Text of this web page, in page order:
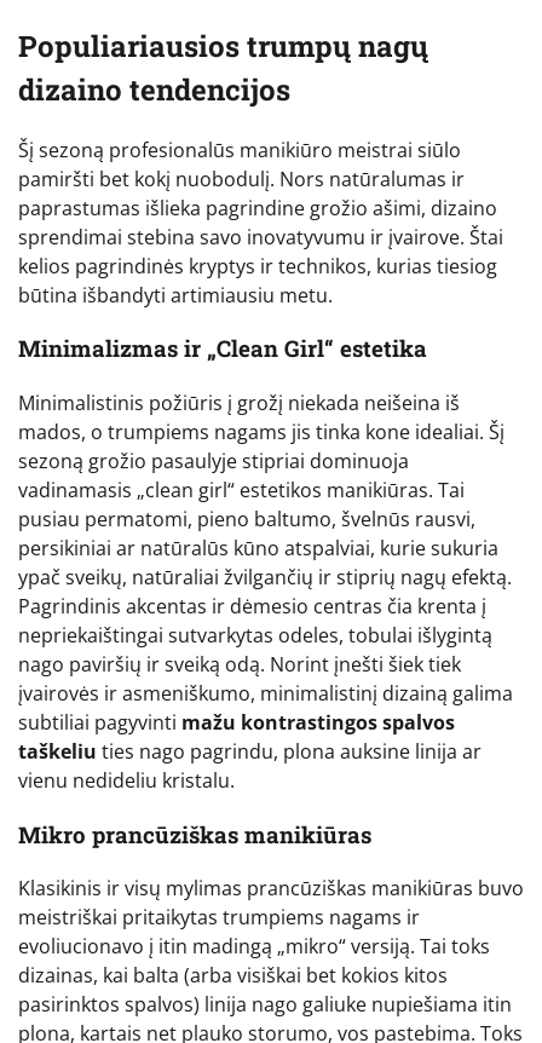
Populiariausios trumpų nagų
dizaino tendencijos
Šį sezoną profesionalūs manikiūro meistrai siūlo
pamiršti bet kokį nuobodulį. Nors natūralumas ir
paprastumas išlieka pagrindine grožio ašimi, dizaino
sprendimai stebina savo inovatyvumu ir įvairove. Štai
kelios pagrindinės kryptys ir technikos, kurias tiesiog
būtina išbandyti artimiausiu metu.
Minimalizmas ir „Clean Girl“ estetika
Minimalistinis požiūris į grožį niekada neišeina iš
mados, o trumpiems nagams jis tinka kone idealiai. Šį
sezoną grožio pasaulyje stipriai dominuoja
vadinamasis „clean girl“ estetikos manikiūras. Tai
pusiau permatomi, pieno baltumo, švelnūs rausvi,
persikiniai ar natūralūs kūno atspalviai, kurie sukuria
ypač sveikų, natūraliai žvilgančių ir stiprių nagų efektą.
Pagrindinis akcentas ir dėmesio centras čia krenta į
nepriekaištingai sutvarkytas odeles, tobulai išlygintą
nago paviršių ir sveiką odą. Norint įnešti šiek tiek
įvairovės ir asmeniškumo, minimalistinį dizainą galima
subtiliai pagyvinti mažu kontrastingos spalvos
taškeliu ties nago pagrindu, plona auksine linija ar
vienu nedideliu kristalu.
Mikro prancūziškas manikiūras
Klasikinis ir visų mylimas prancūziškas manikiūras buvo
meistriškai pritaikytas trumpiems nagams ir
evoliucionavo į itin madingą „mikro“ versiją. Tai toks
dizainas, kai balta (arba visiškai bet kokios kitos
pasirinktos spalvos) linija nago galiuke nupiešiama itin
plona, kartais net plauko storumo, vos pastebima. Toks